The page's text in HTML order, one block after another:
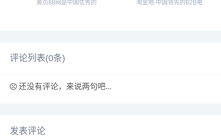
黄页88网是中国优秀的
淘金地-中国领先的B2B电
评论列表(0条)
还没有评论，来说两句吧...
发表评论